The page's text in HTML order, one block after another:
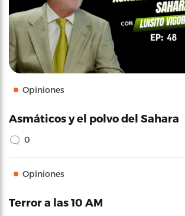
Opiniones
Asmáticos y el polvo del Sahara
0
Opiniones
Terror a las 10 AM